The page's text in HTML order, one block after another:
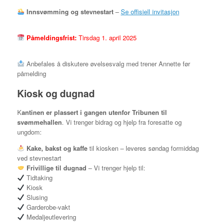
Innsvømming og stevnestart–Se offisiell invitasjon
Påmeldingsfrist:Tirsdag 1. april 2025
Anbefales å diskutere øvelsesvalg med trener Annette før
påmelding
Kiosk og dugnad
Kantinen er plassert i gangen utenfor Tribunen til
svømmehallen. Vi trenger bidrag og hjelp fra foresatte og
ungdom:
Kake, bakst og kaffetil kiosken – leveres søndag formiddag
ved stevnestart
Frivillige til dugnad – Vi trenger hjelp til:
Tidtaking
Kiosk
Slusing
Garderobe-vakt
Medaljeutlevering